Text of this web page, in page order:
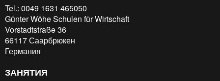
Tel.: 0049 1631 465050
Günter Wöhe Schulen für Wirtschaft
Vorstadtstraße 36
66117Саарбрюкен
Германия
ЗАНЯТИЯ